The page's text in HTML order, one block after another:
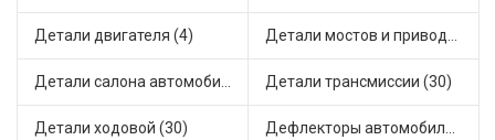
Детали двигателя (4) Детали мостов и привода трансмиссии (17)
Детали салона автомобиля (30) Детали трансмиссии (30)
Детали ходовой (30) Дефлекторы автомобильные (2)